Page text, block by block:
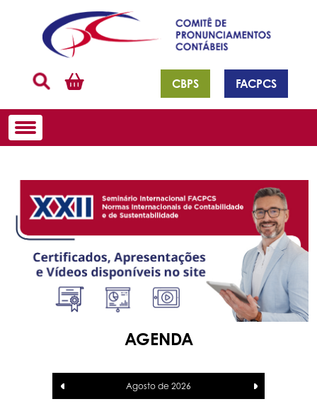
CBPS FACPCS
AGENDA
Agosto de 2026